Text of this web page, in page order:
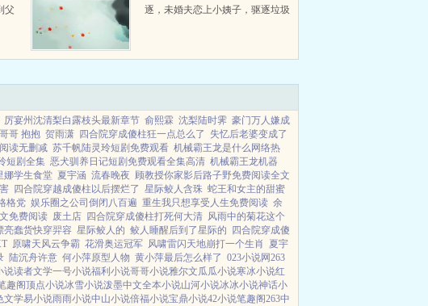
父
我
逐，未婚夫恋上小姨子，驱逐垃圾
后，霍忧不仅没攒钱还欠债，于是
厉宴州沈清梨白露枝头最新章节 俞熙霖 沈梨陆时霁 豪门万人嫌成
哥哥 抱抱 贺雨潇 四合院穿成傻柱狂一点总么了
失忆后老婆变成了
读无删减 苏千帆陆灵玲短剧免费观看 机械霸王龙是什么网络热
短剧全集 恶犬驯养日记短剧免费观看全集高清 机械霸王龙机器
娜学生食堂 夏宇涵 流春晚夜 顾教授你家影后路子野免费阅读全文
四合院穿越成傻柱以后摆烂了 星际鲛人含珠 蛇王和女主的甜蜜
格党 娱乐圈之公司倒闭八百遍 重生我只想享受人生免费阅读 余
免费阅读 废土店 四合院穿成傻柱打死何大清 风雨中的菊花这个
亮蠢货快穿羿容 星际鲛人的 鲛人睡醒后到了星际的
四合院穿成傻
原啸天风云争霸 花滑奥运冠军 风啸雷闪天地崩打一个生肖
夏宇
陆沉舟许意 何小萍原型人物 黄小萍最后怎么样了 023小说网263
说读者文学一号小说福利小说哥哥小说雅尔文瓜瓜小说寒冰小说红
趣阁顶点小说冰雪小说泼墨中文全本小说山河小说冰冰小说神话小
文学易小说雨雨小说中山小说倍福小说宝鼎小说42小说笔趣阁263中